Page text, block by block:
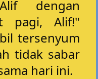
dengan
pagi, Alif!"
tersenyum
tidak sabar
hari ini.